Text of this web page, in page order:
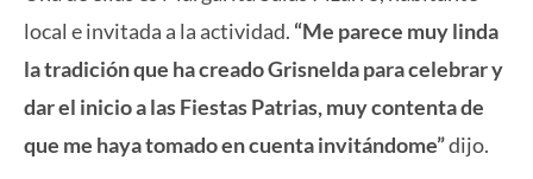
local e invitada a la actividad. “Me parece muy linda
la tradición que ha creado Grisnelda para celebrar y
dar el inicio a las Fiestas Patrias, muy contenta de
que me haya tomado en cuenta invitándome”dijo.